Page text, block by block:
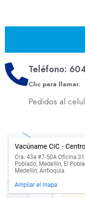
Teléfono:
Clic para llamar.
Pedidos al